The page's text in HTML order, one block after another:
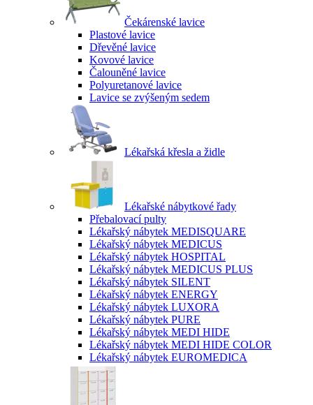
Čekárenské lavice
Plastové lavice
Dřevěné lavice
Kovové lavice
Čalouněné lavice
Polyuretanové lavice
Lavice se zvýšeným sedem
Lékařská křesla a židle
Lékařské nábytkové řady
Přebalovací pulty
Lékařský nábytek MEDISQUARE
Lékařský nábytek MEDICUS
Lékařský nábytek HOSPITAL
Lékařský nábytek MEDICUS PLUS
Lékařský nábytek SILENT
Lékařský nábytek ENERGY
Lékařský nábytek LUXORA
Lékařský nábytek PURE
Lékařský nábytek MEDI HIDE
Lékařský nábytek MEDI HIDE COLOR
Lékařský nábytek EUROMEDICA